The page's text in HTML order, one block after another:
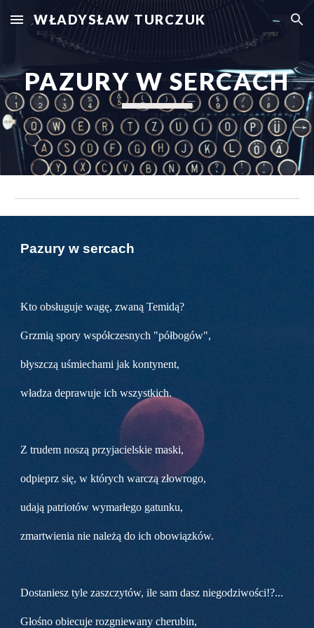
Skip to main content Skip to navigation
WŁADYSŁAW TURCZUK
PAZURY W SERCACH
Pazury w sercach
Kto obsługuje wagę, zwaną Temidą?
Grzmią spory współczesnych "półbogów",
błyszczą uśmiechami jak kontynent,
władza deprawuje ich wszystkich.
Z trudem noszą przyjacielskie maski,
odpieprz się, w których warczą złowrogo,
udają patriotów wymarłego gatunku,
zmartwienia nie należą do ich obowiązków.
Dostaniesz tyle zaszczytów, ile sam dasz niegodziwości!?...
Głośno obiecuje rozgniewany cherubin,